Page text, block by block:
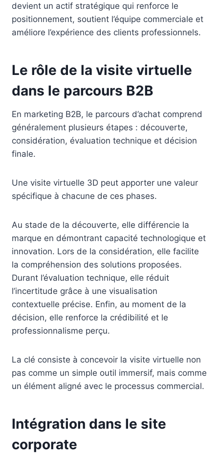
devient un actif stratégique qui renforce le
positionnement, soutient l’équipe commerciale et
améliore l’expérience des clients professionnels.
Le rôle de la visite virtuelle
dans le parcours B2B
En marketing B2B, le parcours d’achat comprend
généralement plusieurs étapes : découverte,
considération, évaluation technique et décision
finale.
Une visite virtuelle 3D peut apporter une valeur
spécifique à chacune de ces phases.
Au stade de la découverte, elle différencie la
marque en démontrant capacité technologique et
innovation. Lors de la considération, elle facilite
la compréhension des solutions proposées.
Durant l’évaluation technique, elle réduit
l’incertitude grâce à une visualisation
contextuelle précise. Enfin, au moment de la
décision, elle renforce la crédibilité et le
professionnalisme perçu.
La clé consiste à concevoir la visite virtuelle non
pas comme un simple outil immersif, mais comme
un élément aligné avec le processus commercial.
Intégration dans le site
corporate